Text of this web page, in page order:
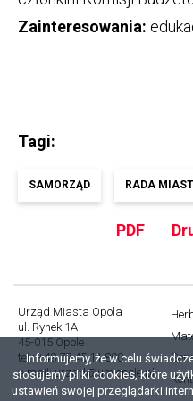
Informujemy, że w celu
stosujemy pliki cookies, które
ustawień swojej przeglądarki
Zainteresowania:
Tagi
SAMORZĄD RADA
PDF
Urząd Miasta Opola
ul. Rynek 1A
45-015 Opole
tel.: +48 77 45 11 800
e-mail:urzad@um.opole.pl